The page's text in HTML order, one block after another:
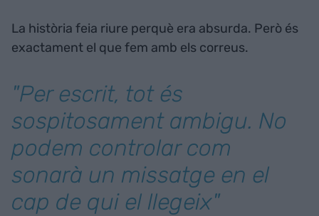
La història feia riure perquè era absurda. Però és
exactament el que fem amb els correus.
"Per escrit, tot és
sospitosament ambigu. No
podem controlar com
sonarà un missatge en el
cap de qui el llegeix"